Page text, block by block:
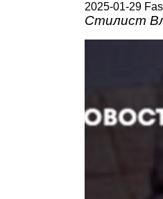
2025-01-29
Стилист